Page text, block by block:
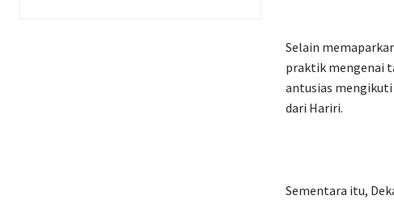
Selain
praktik mengenai
antusias
dari Hariri.
Sementara itu,